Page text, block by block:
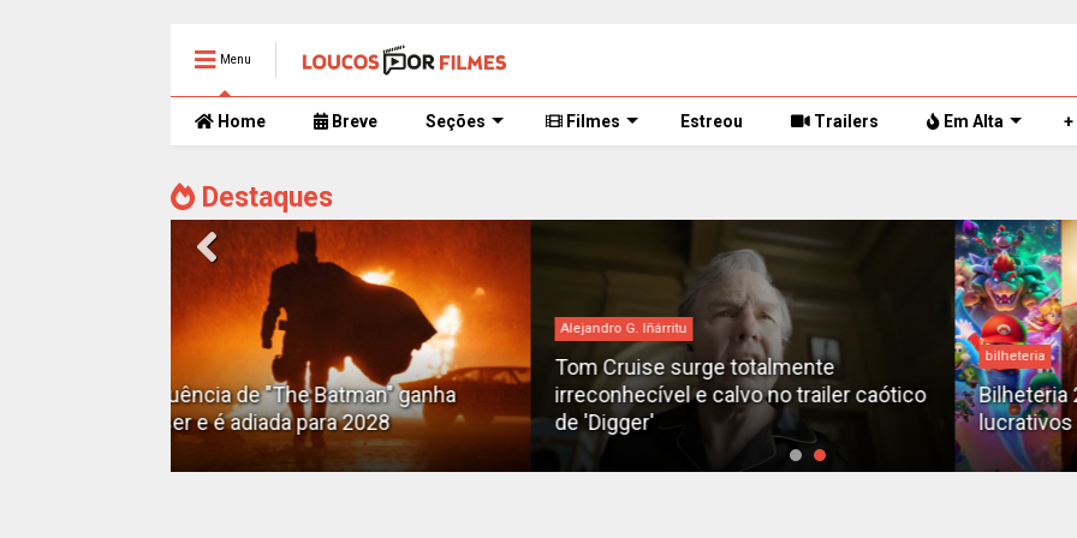
Menu
Home Breve Seções Filmes Estreou Trailers Em Alta +
Destaques
Alejandro G. Iñárritu
Tom Cruise surge totalmente
irreconhecível e calvo no trailer caótico
de 'Digger'
bilheteria
Bilheteria 2026: Os 10 filmes mais
lucrativos do ano até o momento
X-